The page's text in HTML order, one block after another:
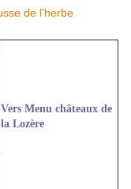
Vers Menu châteaux de
la Lozère